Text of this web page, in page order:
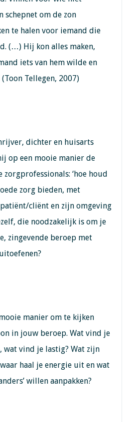
schepnet om de zon
te halen voor iemand die
(…) Hij kon alles maken,
iets van hem wilde en
Tellegen, 2007)
dichter en huisarts
op een mooie manier de
‘hoe houd
zorg bieden, met
cliënt en zijn omgeving
die noodzakelijk is om je
zingevende beroep met
manier om te kijken
in jouw beroep. Wat vind je
wat vind je lastig? Wat zijn
haal je energie uit en wat
willen aanpakken?